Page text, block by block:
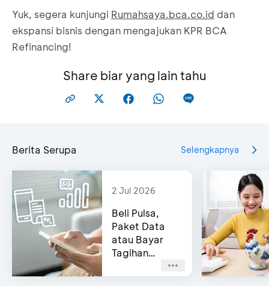
Yuk, segera kunjungi Rumahsaya.bca.co.id dan
ekspansi bisnis dengan mengajukan KPR BCA
Refinancing!
Share biar yang lain tahu
Berita Serupa Selengkapnya
2 Jul 2026
Beli Pulsa,
Paket Data
atau Bayar
Tagihan
Pascabayar?
Bisa di e-